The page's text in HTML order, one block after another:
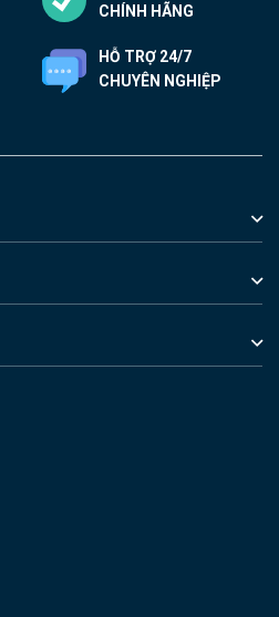
CHÍNH HÃNG
HỖ TRỢ 24/7
CHUYÊN NGHIỆP